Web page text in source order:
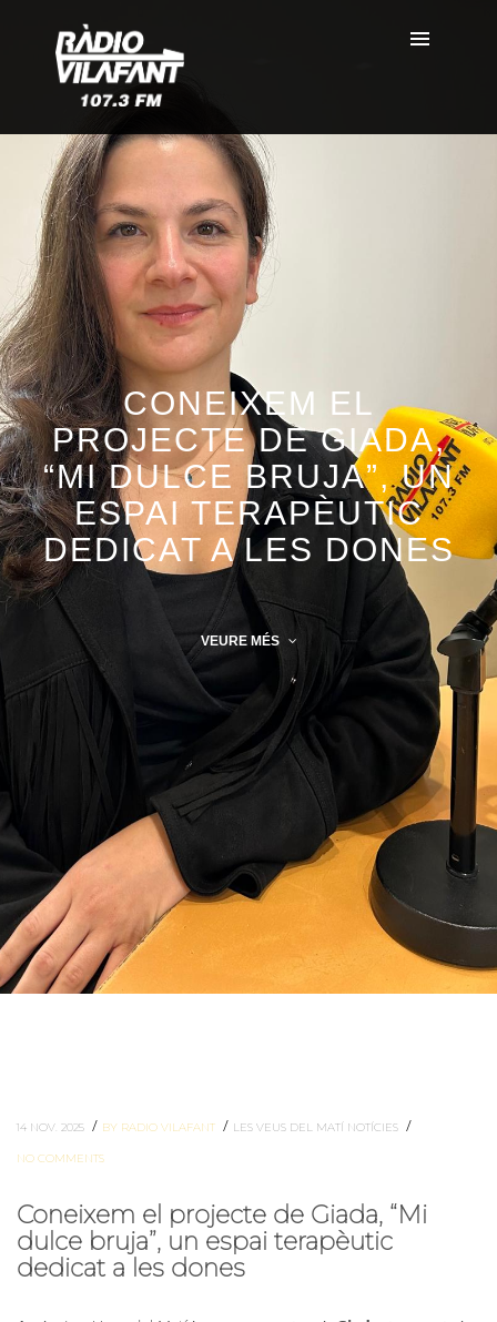
CONEIXEM EL
PROJECTE DE GIADA,
“MI DULCE BRUJA”, UN
ESPAI TERAPÈUTIC
DEDICAT A LES DONES
VEURE MÉS
14 NOV. 2025 / BY RADIO VILAFANT / LES VEUS DEL MATÍ NOTÍCIES /
NO COMMENTS
Coneixem el projecte de Giada, “Mi
dulce bruja”, un espai terapèutic
dedicat a les dones